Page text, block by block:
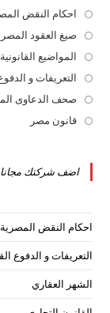
احكام النقض
صيغ العقود
المواضيع
التعريفات و
صحف الدعاوى
قانون مصر
new
اضف شركتك
احكام النقض المصرية
التعريفات و الدفوع
الشهر العقاري